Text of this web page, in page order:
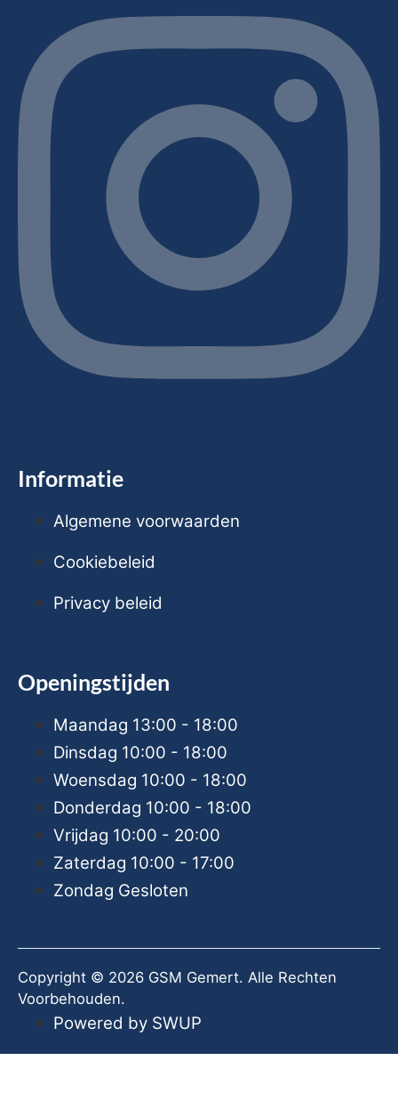
Informatie
Algemene voorwaarden
Cookiebeleid
Privacy beleid
Openingstijden
Maandag 13:00 - 18:00
Dinsdag 10:00 - 18:00
Woensdag 10:00 - 18:00
Donderdag 10:00 - 18:00
Vrijdag 10:00 - 20:00
Zaterdag 10:00 - 17:00
Zondag Gesloten
Copyright © 2026 GSM Gemert. Alle Rechten
Voorbehouden.
Powered by SWUP